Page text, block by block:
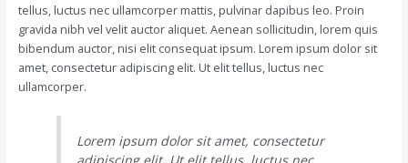
tellus, luctus nec ullamcorper mattis, pulvinar dapibus leo. Proin
gravida nibh vel velit auctor aliquet. Aenean sollicitudin, lorem quis
bibendum auctor, nisi elit consequat ipsum. Lorem ipsum dolor sit
amet, consectetur adipiscing elit. Ut elit tellus, luctus nec
ullamcorper.
Lorem ipsum dolor sit amet, consectetur
adipiscing elit. Ut elit tellus, luctus nec